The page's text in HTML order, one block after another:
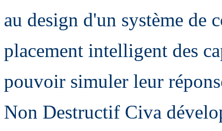
au design d'un système de
placement intelligent des
pouvoir simuler leur
Non Destructif Civa